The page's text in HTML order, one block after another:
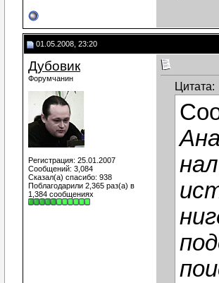
01.05.2008, 23:20
Дубовик
Форумчанин
Регистрация: 25.01.2007
Сообщений: 3,084
Сказал(а) спасибо: 938
Поблагодарили 2,365 раз(а) в
1,384 сообщениях
Цитата: